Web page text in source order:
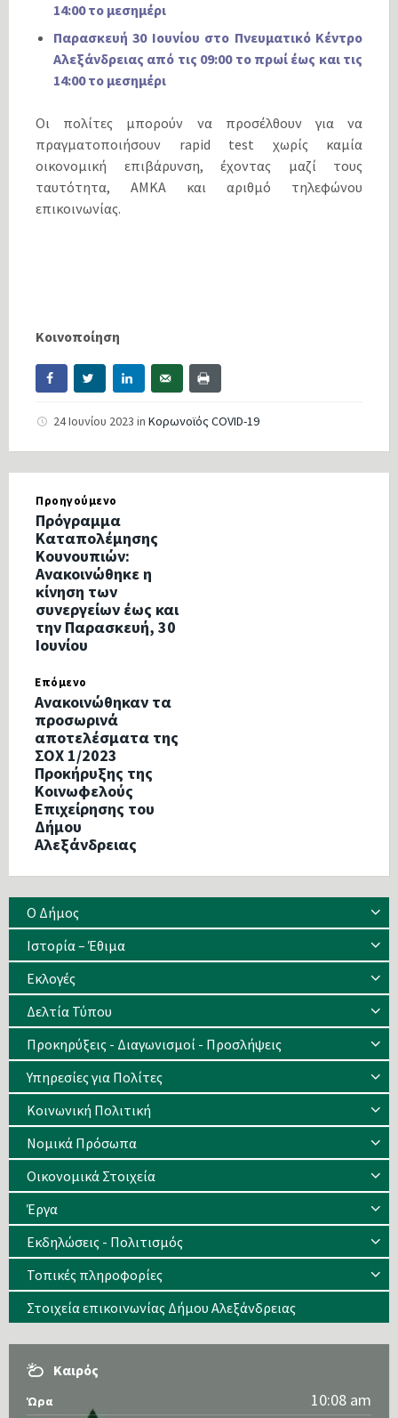
14:00 το μεσημέρι
Παρασκευή 30 Ιουνίου στο Πνευματικό Κέντρο
Αλεξάνδρειας από τις 09:00 το πρωί έως και τις
14:00 το μεσημέρι
Οι πολίτες μπορούν να προσέλθουν για να
πραγματοποιήσουν rapid test χωρίς καμία
οικονομική επιβάρυνση, έχοντας μαζί τους
ταυτότητα, ΑΜΚΑ και αριθμό τηλεφώνου
επικοινωνίας.
Κοινοποίηση
24 Ιουνίου 2023 in Κορωνοϊός COVID-19
Προηγούμενο
Πρόγραμμα
Καταπολέμησης
Κουνουπιών:
Ανακοινώθηκε η
κίνηση των
συνεργείων έως και
την Παρασκευή, 30
Ιουνίου
Επόμενο
Ανακοινώθηκαν τα
προσωρινά
αποτελέσματα της
ΣΟΧ 1/2023
Προκήρυξης της
Κοινωφελούς
Επιχείρησης του
Δήμου
Αλεξάνδρειας
Ο Δήμος
Ιστορία – Έθιμα
Eκλογές
Δελτία Τύπου
Προκηρύξεις - Διαγωνισμοί - Προσλήψεις
Υπηρεσίες για Πολίτες
Κοινωνική Πολιτική
Νομικά Πρόσωπα
Οικονομικά Στοιχεία
Έργα
Εκδηλώσεις - Πολιτισμός
Τοπικές πληροφορίες
Στοιχεία επικοινωνίας Δήμου Αλεξάνδρειας
Καιρός
Ώρα 10:08 am